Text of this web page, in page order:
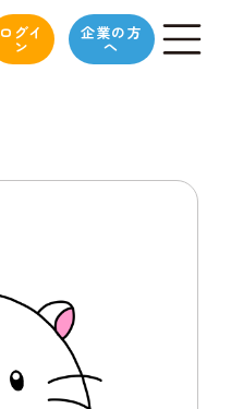
ログイ
ン
企業の方
へ